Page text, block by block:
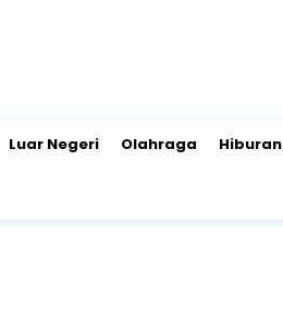
Luar Negeri Olahraga Hiburan